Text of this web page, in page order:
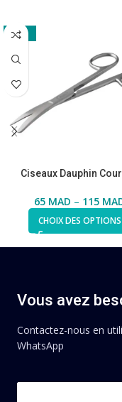
-11%
Ciseaux Dauphin
65 MAD – 115
CHOIX DES OPTIONS
Vous avez
Contactez-nous en
WhatsApp